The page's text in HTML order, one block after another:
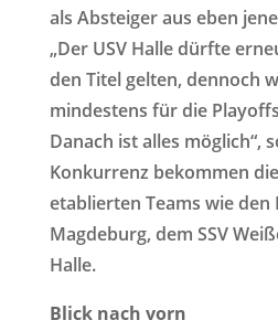
als Absteiger aus eben
„Der USV Halle dürfte
den Titel gelten, dennoch
mindestens für die
Danach ist alles möglich“,
Konkurrenz bekommen
etablierten Teams wie den
Magdeburg, dem SSV
Halle.
Blick nach vorn